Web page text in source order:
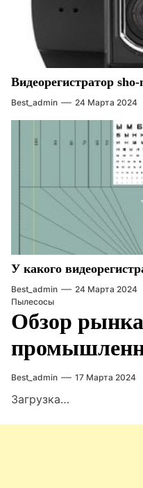
Видеорегистратор
Best_admin 24 Марта 2024
У какого
Best_admin
24 Марта 2024
Пылесосы
Обзор рынка
Best_admin 17 Марта 2024
Загрузка…